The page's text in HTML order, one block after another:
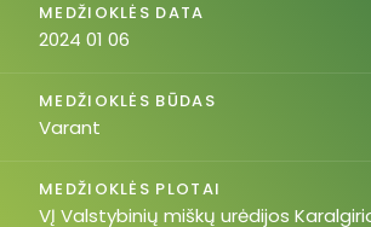
MEDŽIOKLĖS DATA
2024 01 06
MEDŽIOKLĖS BŪDAS
Varant
MEDŽIOKLĖS PLOTAI
VĮ Valstybinių miškų urėdijos